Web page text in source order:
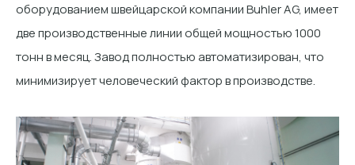
оборудованием швейцарской компании Buhler AG, имеет
две производственные линии общей мощностью 1000
тонн в месяц. Завод полностью автоматизирован, что
минимизирует человеческий фактор в производстве.